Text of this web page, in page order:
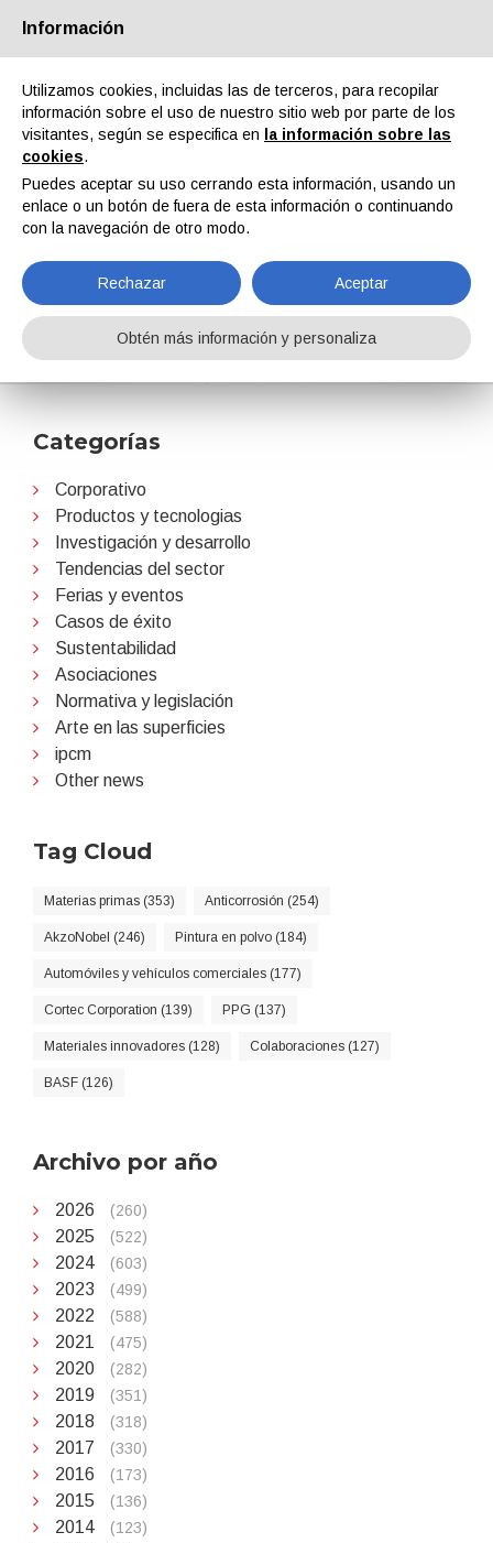
Quiénes somos Socios Contactos Área reservada
CIN
Noticias CIN
Categorías
Corporativo
Productos y tecnologias
Investigación y desarrollo
Tendencias del sector
Ferias y eventos
Casos de éxito
Sustentabilidad
Asociaciones
Normativa y legislación
Arte en las superficies
ipcm
Other news
Tag Cloud
Materias primas (353) Anticorrosión (254)
AkzoNobel (246) Pintura en polvo (184)
Automóviles y vehículos comerciales (177)
Cortec Corporation (139) PPG (137)
Materiales innovadores (128) Colaboraciones (127)
BASF (126)
Archivo por año
2026 (260)
2025 (522)
2024 (603)
2023 (499)
2022 (588)
2021 (475)
2020 (282)
2019 (351)
2018 (318)
2017 (330)
2016 (173)
2015 (136)
2014 (123)
Información
Utilizamos cookies, incluidas las de terceros, para recopilar
información sobre el uso de nuestro sitio web por parte de los
visitantes, según se especifica en
la información sobre las
cookies.
Puedes aceptar su uso cerrando esta información, usando un
enlace o un botón de fuera de esta información o continuando
con la navegación de otro modo.
Rechazar Aceptar
Obtén más información y personaliza